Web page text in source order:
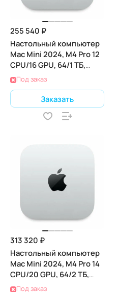
255 540 ₽
Настольный компьютер
Mac Mini 2024, M4 Pro 12
CPU/16 GPU, 64/1 ТБ,
(Z1JV000PM)
Под заказ
Заказать
313 320 ₽
Настольный компьютер
Mac Mini 2024, M4 Pro 14
CPU/20 GPU, 64/2 ТБ,
(Z1JV000MK)
Под заказ